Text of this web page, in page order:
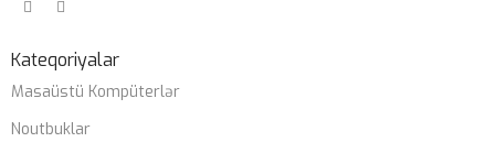
Kateqoriyalar
Masaüstü Kompüterlər
Noutbuklar